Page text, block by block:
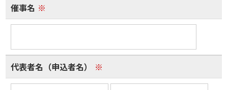
催事名 ※
代表者名（申込者名） ※